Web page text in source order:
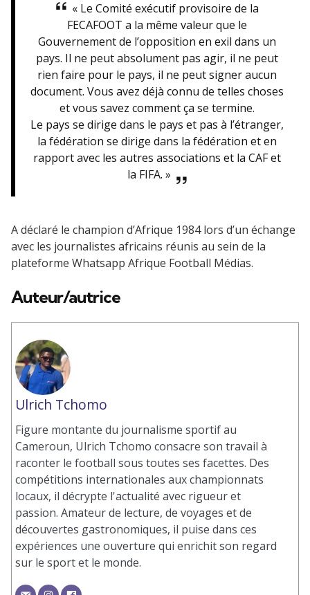
« Le Comité exécutif provisoire de la
FECAFOOT a la même valeur que le
Gouvernement de l’opposition en exil dans un
pays. Il ne peut absolument pas agir, il ne peut
rien faire pour le pays, il ne peut signer aucun
document. Vous avez déjà connu de telles choses
et vous savez comment ça se termine.
Le pays se dirige dans le pays et pas à l’étranger,
la fédération se dirige dans la fédération et en
rapport avec les autres associations et la CAF et
la FIFA. »
A déclaré le champion d’Afrique 1984 lors d’un échange
avec les journalistes africains réunis au sein de la
plateforme Whatsapp Afrique Football Médias.
Auteur/autrice
Ulrich Tchomo
Figure montante du journalisme sportif au
Cameroun, Ulrich Tchomo consacre son travail à
raconter le football sous toutes ses facettes. Des
compétitions internationales aux championnats
locaux, il décrypte l'actualité avec rigueur et
passion. Amateur de lecture, de voyages et de
découvertes gastronomiques, il puise dans ces
expériences une ouverture qui enrichit son regard
sur le sport et le monde.